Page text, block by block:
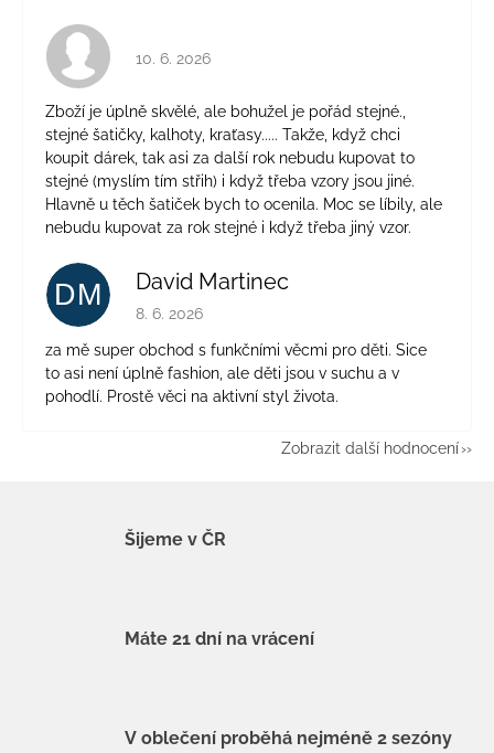
Hodnocení obchodu je 4 z 5 hvězdiček.
10. 6. 2026
Zboží je úplně skvělé, ale bohužel je pořád stejné.,
stejné šatičky, kalhoty, kraťasy..... Takže, když chci
koupit dárek, tak asi za další rok nebudu kupovat to
stejné (myslím tím střih) i když třeba vzory jsou jiné.
Hlavně u těch šatiček bych to ocenila. Moc se líbily, ale
nebudu kupovat za rok stejné i když třeba jiný vzor.
DM David Martinec
Hodnocení obchodu je 5 z 5 hvězdiček.
8. 6. 2026
za mě super obchod s funkčními věcmi pro děti. Sice
to asi není úplně fashion, ale děti jsou v suchu a v
pohodlí. Prostě věci na aktivní styl života.
Zobrazit další hodnocení
Šijeme v ČR
Máte 21 dní na vrácení
V oblečení proběhá nejméně 2 sezóny